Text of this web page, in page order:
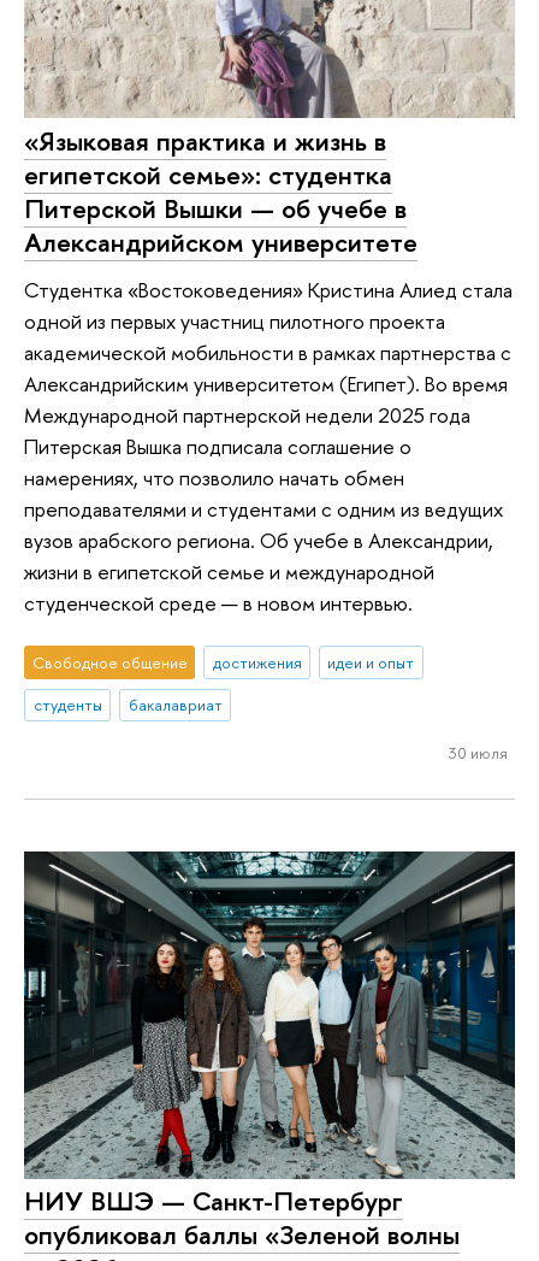
«Языковая практика и жизнь в
египетской семье»: студентка
Питерской Вышки — об учебе в
Александрийском университете
Студентка «Востоковедения» Кристина Алиед стала
одной из первых участниц пилотного проекта
академической мобильности в рамках партнерства с
Александрийским университетом (Египет). Во время
Международной партнерской недели 2025 года
Питерская Вышка подписала соглашение о
намерениях, что позволило начать обмен
преподавателями и студентами с одним из ведущих
вузов арабского региона. Об учебе в Александрии,
жизни в египетской семье и международной
студенческой среде — в новом интервью.
Свободное общение достижения
идеи и опыт
студенты
бакалавриат
30 июля
НИУ ВШЭ — Санкт-Петербург
опубликовал баллы «Зеленой волны